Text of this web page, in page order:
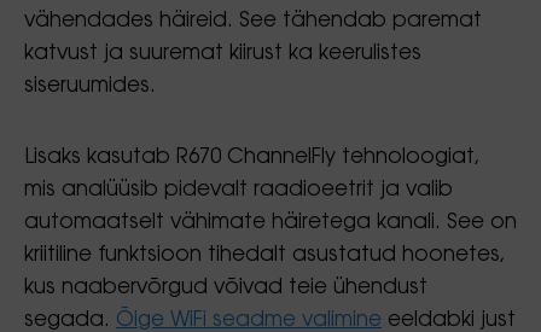
vähendades häireid. See tähendab paremat
katvust ja suuremat kiirust ka keerulistes
siseruumides.
Lisaks kasutab R670 ChannelFly tehnoloogiat,
mis analüüsib pidevalt raadioeetrit ja valib
automaatselt vähimate häiretega kanali. See on
kriitiline funktsioon tihedalt asustatud hoonetes,
kus naabervõrgud võivad teie ühendust
segada. Õige WiFi seadme valimine eeldabki just